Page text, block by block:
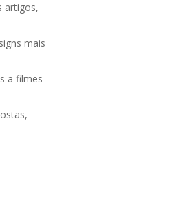
artigos,
mais
a filmes –